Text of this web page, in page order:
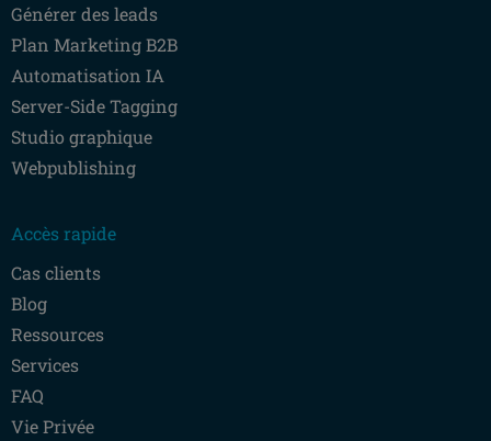
Générer des leads
Plan Marketing B2B
Automatisation IA
Server-Side Tagging
Studio graphique
Webpublishing
Accès rapide
Cas clients
Blog
Ressources
Services
FAQ
Vie Privée